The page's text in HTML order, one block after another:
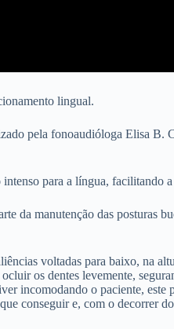
lingual.
pela fonoaudióloga Elisa B.
para a língua, facilitando
da manutenção das posturas
voltadas para baixo, na
os dentes levemente,
incomodando o paciente,
conseguir e, com o decorrer